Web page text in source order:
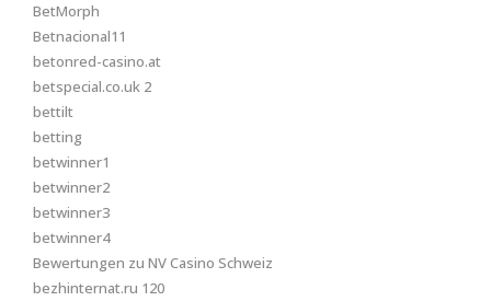
BetMorph
Betnacional11
betonred-casino.at
betspecial.co.uk 2
bettilt
betting
betwinner1
betwinner2
betwinner3
betwinner4
Bewertungen zu NV Casino Schweiz
bezhinternat.ru 120